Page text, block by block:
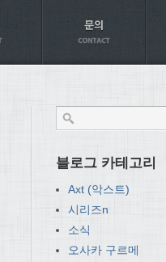
블로그 카테고리
Axt (악스트)
시리즈n
소식
오사카 구르메